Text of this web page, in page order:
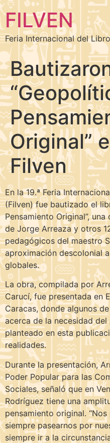
FILVEN
Feria Internacional del
Original”
Filven
En la 19.ª Feria
(Filven) fue bautizado el
Pensamiento Original”,
de Jorge Arreaza y otros
pedagógicos del maestro
aproximación descolonial
globales.
La obra, compilada por
Carucí, fue presentada en
Caracas, donde algunos
acerca de la necesidad
planteado en esta
realidades.
Durante la presentación,
Poder Popular para las
Sociales, señaló que en
Rodríguez tiene una
pensamiento original.
siempre pasearnos por
siempre ir a la